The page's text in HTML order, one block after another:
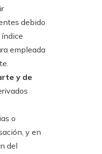
debido
empleada
y de
o
y en
del